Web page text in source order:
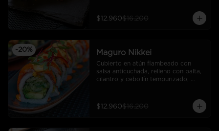
$12.960$16.200
-20% Maguro Nikkei
Cubierto en atún flambeado con
salsa anticuchada, relleno con palta,
cilantro y cebollín tempurizado,
$12.960$16.200